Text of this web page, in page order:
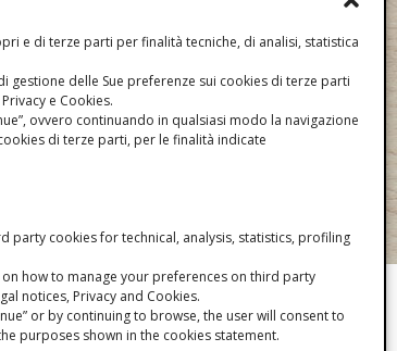
e di terze parti per finalità tecniche, di analisi, statistica
gestione delle Sue preferenze sui cookies di terze parti
e Cookies.
ovvero continuando in qualsiasi modo la navigazione
di terze parti, per le finalità indicate
party cookies for technical, analysis, statistics, profiling
how to manage your preferences on third party
notices, Privacy and Cookies.
or by continuing to browse, the user will consent to
purposes shown in the cookies statement.